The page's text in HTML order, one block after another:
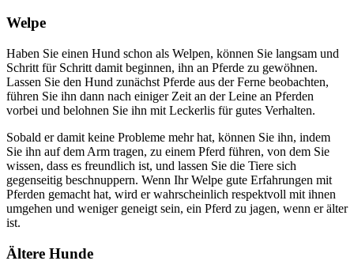
Welpe
Haben Sie einen Hund schon als Welpen, können Sie langsam und
Schritt für Schritt damit beginnen, ihn an Pferde zu gewöhnen.
Lassen Sie den Hund zunächst Pferde aus der Ferne beobachten,
führen Sie ihn dann nach einiger Zeit an der Leine an Pferden
vorbei und belohnen Sie ihn mit Leckerlis für gutes Verhalten.
Sobald er damit keine Probleme mehr hat, können Sie ihn, indem
Sie ihn auf dem Arm tragen, zu einem Pferd führen, von dem Sie
wissen, dass es freundlich ist, und lassen Sie die Tiere sich
gegenseitig beschnuppern. Wenn Ihr Welpe gute Erfahrungen mit
Pferden gemacht hat, wird er wahrscheinlich respektvoll mit ihnen
umgehen und weniger geneigt sein, ein Pferd zu jagen, wenn er älter
ist.
Ältere Hunde